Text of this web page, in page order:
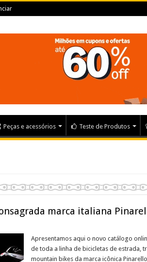
Peças e acessórios Teste de Produtos
marca italiana
Apresentamos aqui o novo catálogo
de toda a linha de bicicletas de estrada,
mountain bikes da marca icônica